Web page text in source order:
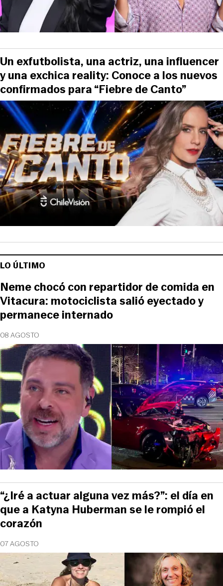
Un exfutbolista, una actriz, una influencer
y una exchica reality: Conoce a los nuevos
confirmados para “Fiebre de Canto”
LO ÚLTIMO
08 AGOSTO
Neme chocó con repartidor de comida en
Vitacura: motociclista salió eyectado y
permanece internado
07 AGOSTO
“¿Iré a actuar alguna vez más?”: el día en
que a Katyna Huberman se le rompió el
corazón